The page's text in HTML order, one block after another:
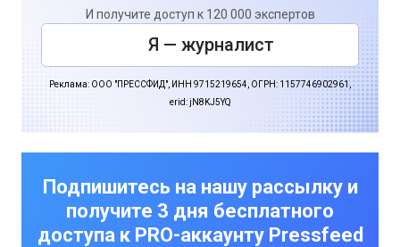
И получите доступ к 120 000 экспертов
Я — журналист
Реклама: ООО "ПРЕССФИД", ИНН 9715219654, ОГРН: 1157746902961,
erid: jN8KJ5YQ
Подпишитесь на нашу рассылку и
получите 3 дня бесплатного
доступа к PRO-аккаунту Pressfeed